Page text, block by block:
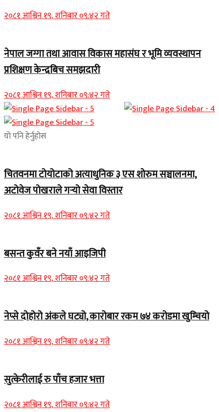
२०८१ आश्विन १९, शनिबार ०९:४२ गते
नेपाल जग्गा तथा आवास विकास महासंघ र भूमि व्यवस्थापन
प्रशिक्षण केन्द्रबिच समझदारी
२०८१ आश्विन १९, शनिबार ०९:४२ गते
यो पनि हेर्नुहोस
चितवनमा टोयोटाको अत्याधुनिक ३ एस शोरुम सञ्चालनमा,
अटोवेज पोखराले गर्‍यो सेवा विस्तार
२०८१ आश्विन १९, शनिबार ०९:४२ गते
बसन्त कुवँर बने नयाँ आइजिपी
२०८१ आश्विन १९, शनिबार ०९:४२ गते
नेप्से दोहोरो अंकले घट्यो, कारोबार रकम ७४ करोडमा खुम्चियो
२०८१ आश्विन १९, शनिबार ०९:४२ गते
सुत्केरीलाई रु पाँच हजार भत्ता
२०८१ आश्विन १९, शनिबार ०९:४२ गते